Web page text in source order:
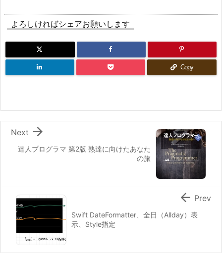
よろしければシェアお願いします
Copy
達人プログラマ 第2版 熟達に向けたあなた
の旅

Next
Swift DateFormatter、全日（Allday）表
示、Style指定
 Prev